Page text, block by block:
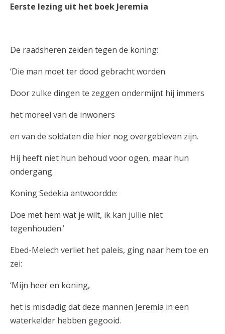
Eerste lezing uit het boek Jeremia
De raadsheren zeiden tegen de koning:
‘Die man moet ter dood gebracht worden.
Door zulke dingen te zeggen ondermijnt hij immers
het moreel van de inwoners
en van de soldaten die hier nog overgebleven zijn.
Hij heeft niet hun behoud voor ogen, maar hun
ondergang.
Koning Sedekia antwoordde:
Doe met hem wat je wilt, ik kan jullie niet
tegenhouden.’
Ebed-Melech verliet het paleis, ging naar hem toe en
zei:
‘Mijn heer en koning,
het is misdadig dat deze mannen Jeremia in een
waterkelder hebben gegooid.